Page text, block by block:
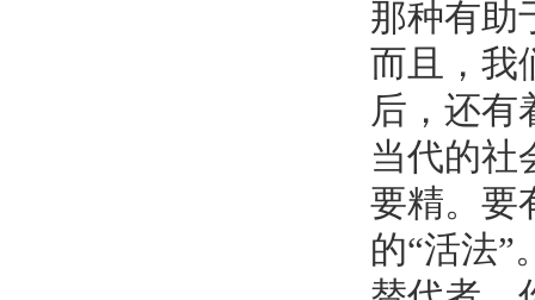
那种有助
而且，我
后，还有
当代的社
要精。要
的“活法”